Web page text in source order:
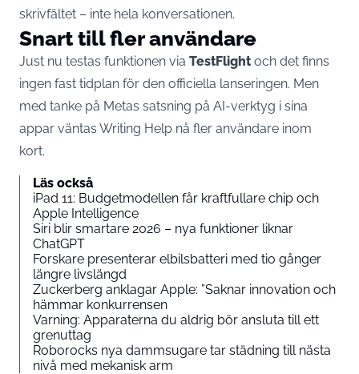
skrivfältet – inte hela konversationen.
Snart till fler användare
Just nu testas funktionen via TestFlightoch det finns
ingen fast tidplan för den officiella lanseringen. Men
med tanke på Metas satsning på AI-verktyg i sina
appar väntas Writing Help nå fler användare inom
kort.
Läs också
iPad 11: Budgetmodellen får kraftfullare chip och
Apple Intelligence
Siri blir smartare 2026 – nya funktioner liknar
ChatGPT
Forskare presenterar elbilsbatteri med tio gånger
längre livslängd
Zuckerberg anklagar Apple: ”Saknar innovation och
hämmar konkurrensen
Varning: Apparaterna du aldrig bör ansluta till ett
grenuttag
Roborocks nya dammsugare tar städning till nästa
nivå med mekanisk arm